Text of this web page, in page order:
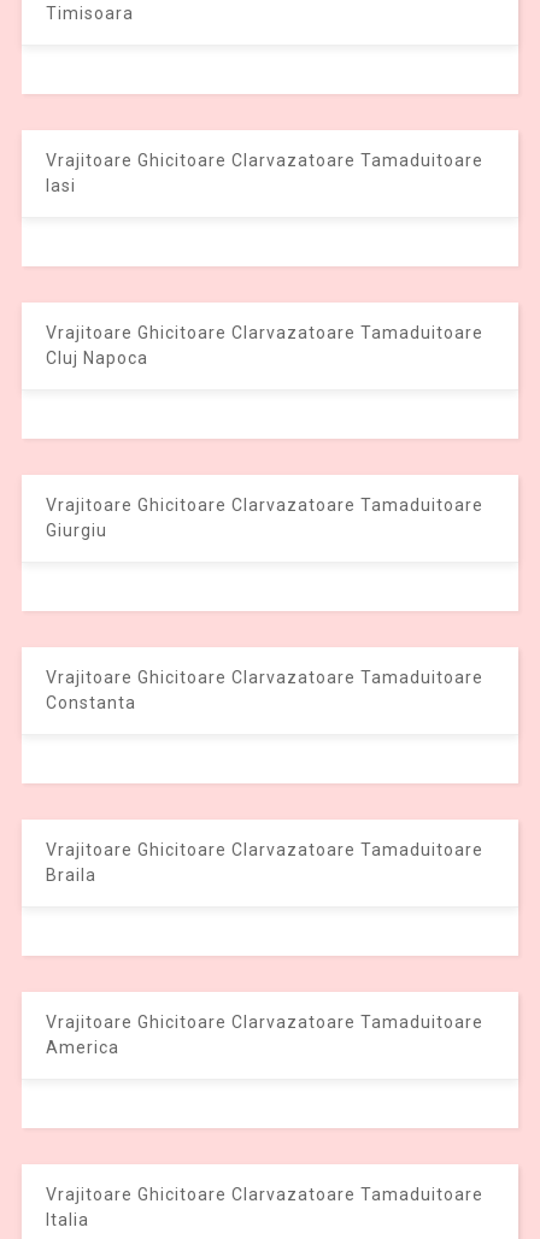
Timisoara
Vrajitoare Ghicitoare Clarvazatoare Tamaduitoare
Iasi
Vrajitoare Ghicitoare Clarvazatoare Tamaduitoare
Cluj Napoca
Vrajitoare Ghicitoare Clarvazatoare Tamaduitoare
Giurgiu
Vrajitoare Ghicitoare Clarvazatoare Tamaduitoare
Constanta
Vrajitoare Ghicitoare Clarvazatoare Tamaduitoare
Braila
Vrajitoare Ghicitoare Clarvazatoare Tamaduitoare
America
Vrajitoare Ghicitoare Clarvazatoare Tamaduitoare
Italia